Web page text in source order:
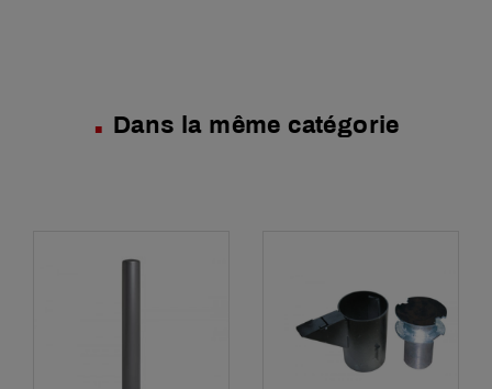
Dans la même catégorie